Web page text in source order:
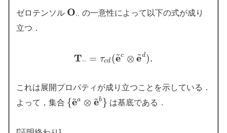
ゼロテンソル O⋅⋅
O⋅⋅ の一意性によって以下の式が成り
立つ．
T⋅⋅ = τcd (e
~c ⊗ e
~d).
T ⋅=τ cd(e~c⊗e~d).
これは展開プロパティが成り立つことを示している．
よって，集合 {e
~a ⊗ e
~b}
{e~a ⊗e ~b} は基底である．